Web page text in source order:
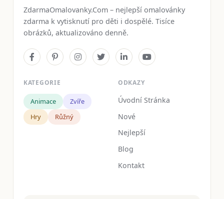
ZdarmaOmalovanky.Com – nejlepší omalovánky
zdarma k vytisknutí pro děti i dospělé. Tisíce
obrázků, aktualizováno denně.
KATEGORIE
Animace
Zvíře
Hry
Růžný
ODKAZY
Úvodní Stránka
Nové
Nejlepší
Blog
Kontakt